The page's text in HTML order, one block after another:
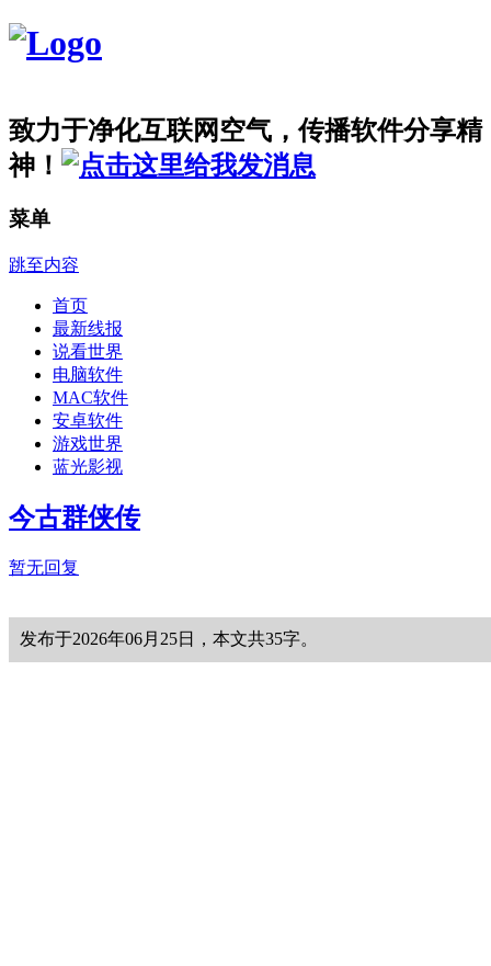
致力于净化互联网空气，传播软件分享精
神！
菜单
跳至内容
首页
最新线报
说看世界
电脑软件
MAC软件
安卓软件
游戏世界
蓝光影视
今古群侠传
暂无回复
发布于2026年06月25日，本文共35字。